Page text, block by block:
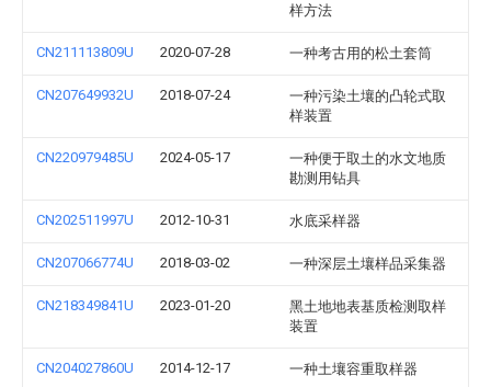
样方法
CN211113809U 2020-07-28 一种考古用的松土套筒
CN207649932U 2018-07-24
一种污染土壤的凸轮式取
样装置
CN220979485U 2024-05-17
一种便于取土的水文地质
勘测用钻具
CN202511997U 2012-10-31 水底采样器
CN207066774U 2018-03-02 一种深层土壤样品采集器
CN218349841U 2023-01-20
黑土地地表基质检测取样
装置
CN204027860U 2014-12-17 一种土壤容重取样器